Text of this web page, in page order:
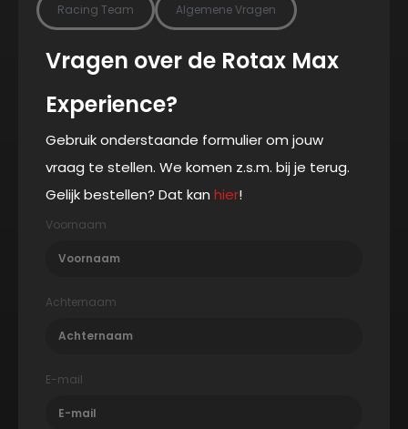
Racing Team Algemene Vragen
Vragen over de Rotax Max
Experience?
Gebruik onderstaande formulier om jouw
vraag te stellen. We komen z.s.m. bij je terug.
Gelijk bestellen? Dat kan hier!
Voornaam
Achternaam
E-mail